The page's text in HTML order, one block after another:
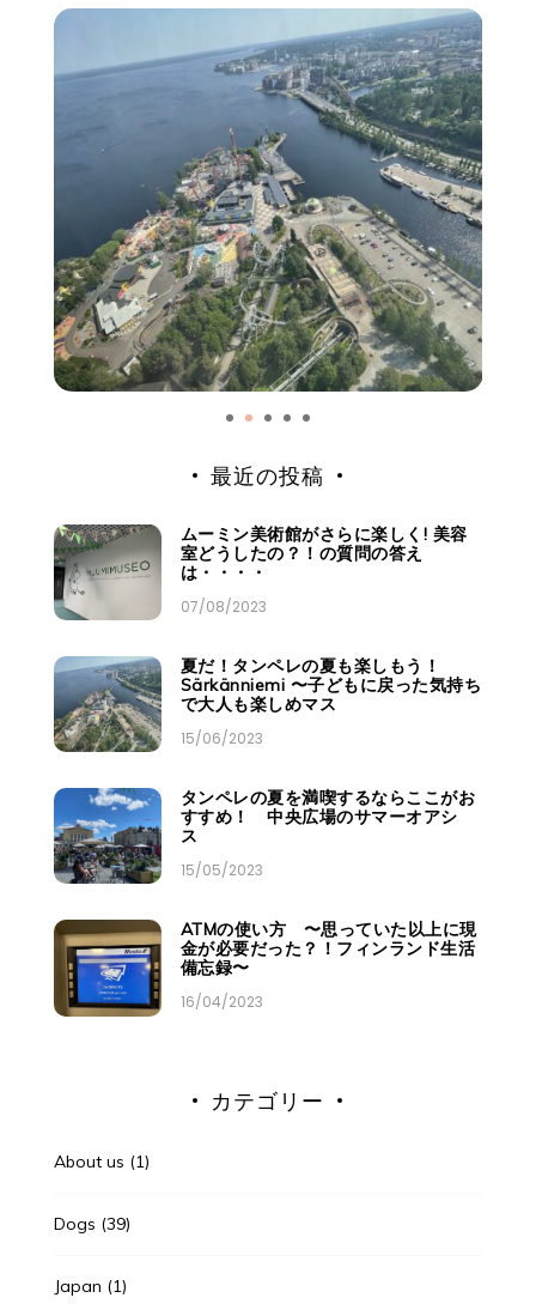
最近の投稿
ムーミン美術館がさらに楽しく! 美容
室どうしたの？！の質問の答え
は・・・・
07/08/2023
夏だ！タンペレの夏も楽しもう！
Särkänniemi 〜子どもに戻った気持ち
で大人も楽しめマス
15/06/2023
タンペレの夏を満喫するならここがお
すすめ！ 中央広場のサマーオアシ
ス
15/05/2023
ATMの使い方 〜思っていた以上に現
金が必要だった？！フィンランド生活
備忘録〜
16/04/2023
カテゴリー
About us (1)
Dogs (39)
Japan (1)